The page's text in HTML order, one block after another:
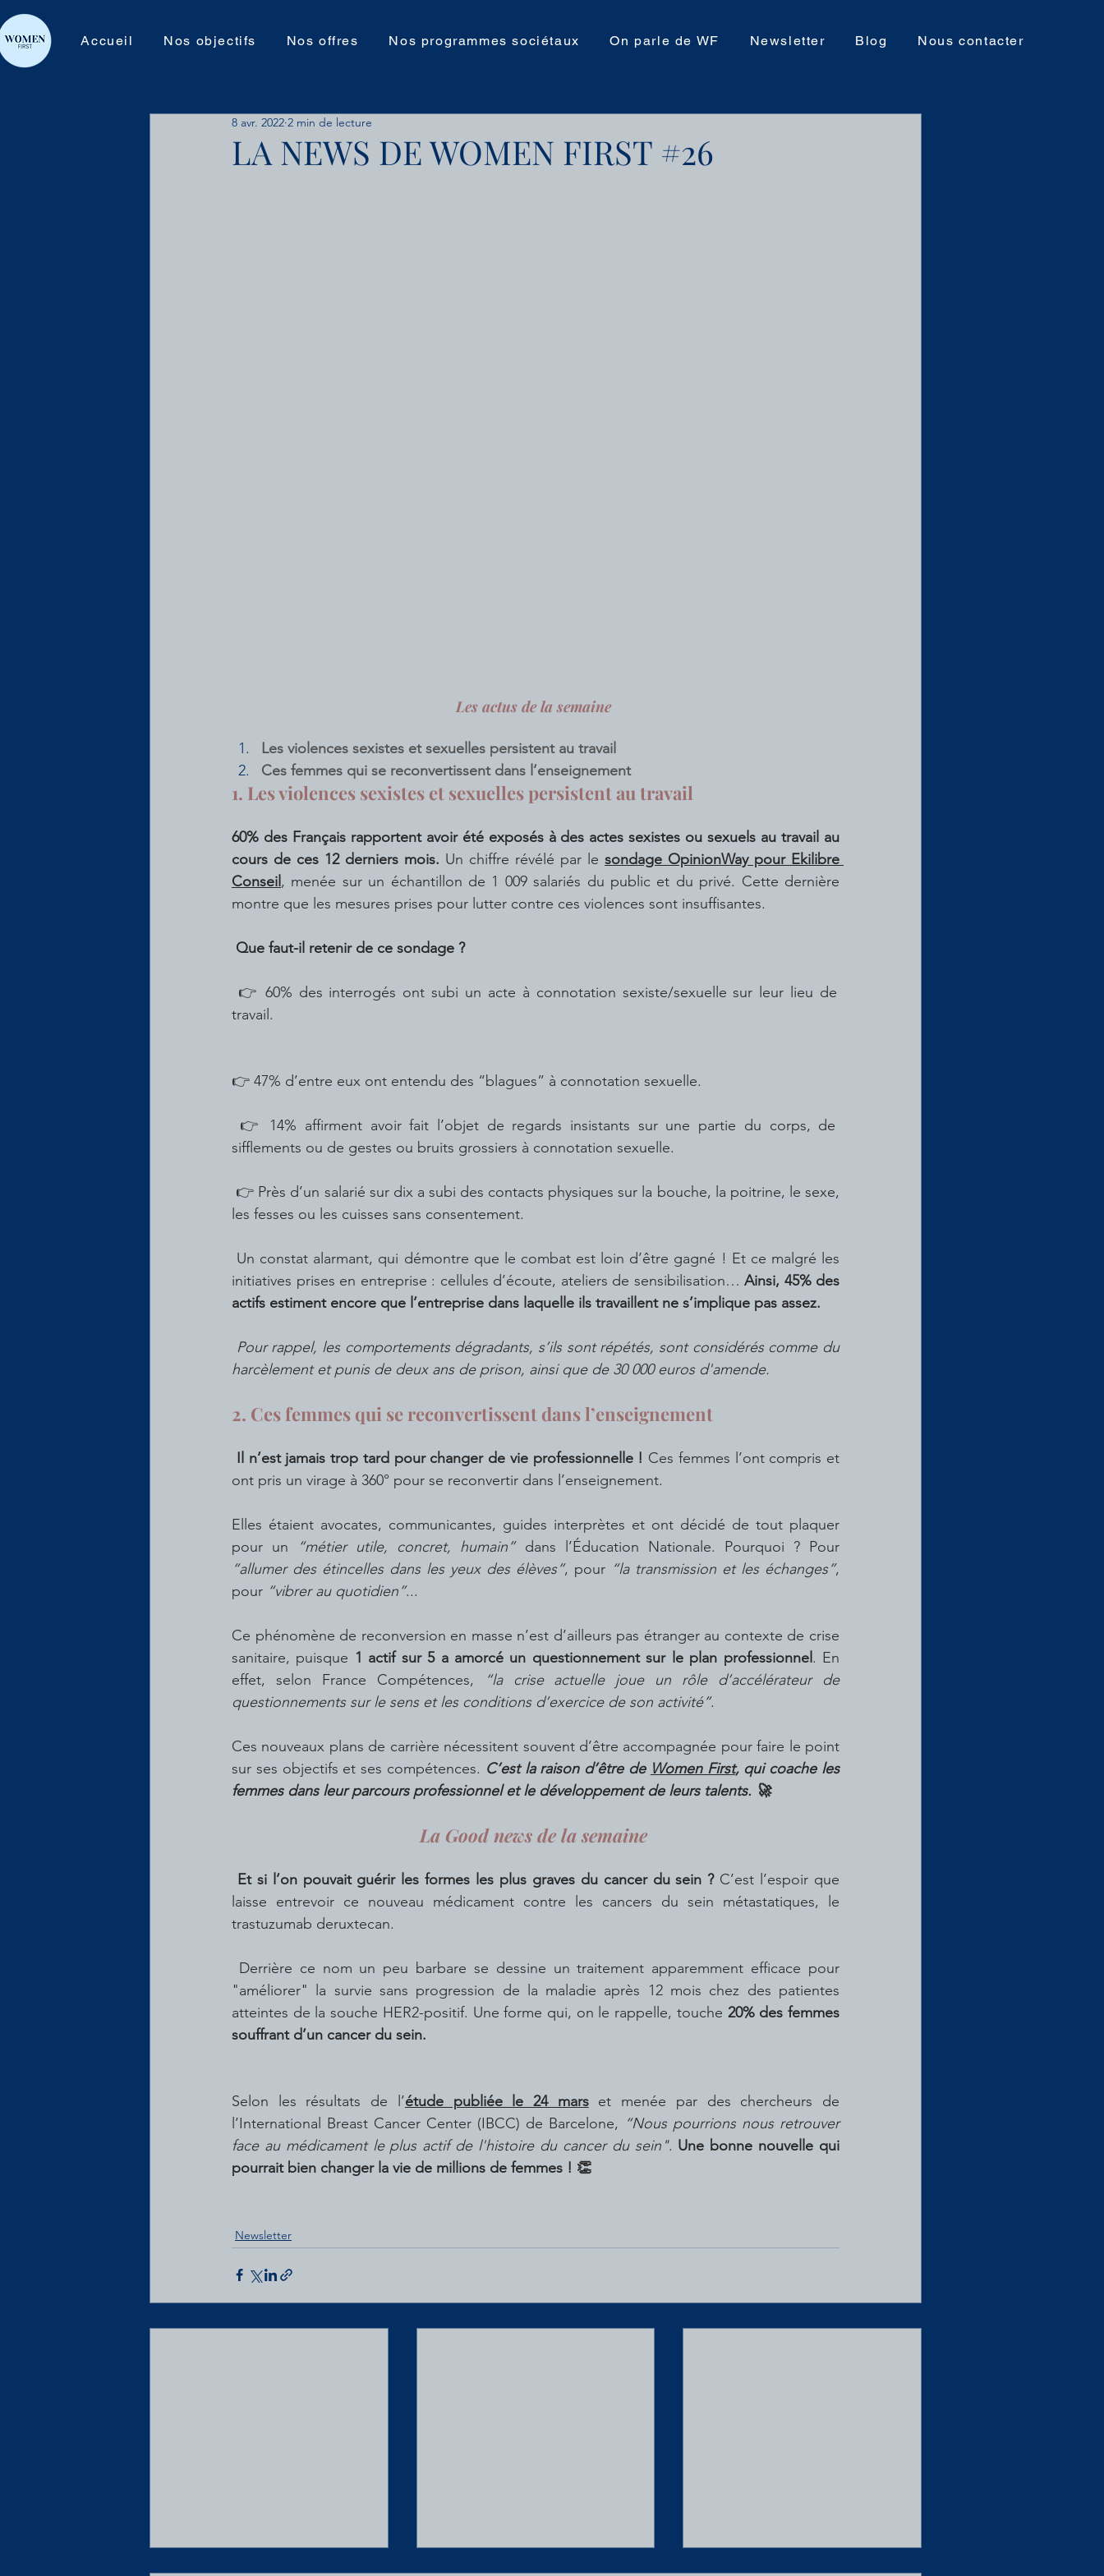
Accueil Nos objectifs Nos offres Nos programmes sociétaux On parle de WF Newsletter Blog Nous contacter
LA NEWS DE WOMEN FIRST #26
8 avr. 2022 2 min de lecture
Les actus de la semaine
Les violences sexistes et sexuelles persistent au travail
Ces femmes qui se reconvertissent dans l’enseignement
1. Les violences sexistes et sexuelles persistent au travail
60% des Français rapportent avoir été exposés à des actes sexistes ou sexuels au travail au
cours de ces 12 derniers mois. Un chiffre révélé par le sondage OpinionWay pour Ekilibre
Conseil , menée sur un échantillon de 1 009 salariés du public et du privé. Cette dernière
montre que les mesures prises pour lutter contre ces violences sont insuffisantes.
Que faut-il retenir de ce sondage ?
travail.
👉 47% d’entre eux ont entendu des “blagues” à connotation sexuelle.
sifflements ou de gestes ou bruits grossiers à connotation sexuelle.
les fesses ou les cuisses sans consentement.
initiatives prises en entreprise : cellules d’écoute, ateliers de sensibilisation… Ainsi, 45% des
actifs estiment encore que l’entreprise dans laquelle ils travaillent ne s’implique pas assez.
Pour rappel, les comportements dégradants, s’ils sont répétés, sont considérés comme du
harcèlement et punis de deux ans de prison, ainsi que de 30 000 euros d'amende.
2. Ces femmes qui se reconvertissent dans l’enseignement
Il n’est jamais trop tard pour changer de vie professionnelle ! Ces femmes l’ont compris et
ont pris un virage à 360° pour se reconvertir dans l’enseignement.
Elles étaient avocates, communicantes, guides interprètes et ont décidé de tout plaquer
pour un
“métier utile, concret, humain”
“allumer des étincelles dans les yeux des élèves”, pour “la transmission et les échanges”,
pour “vibrer au quotidien”...
Ce phénomène de reconversion en masse n’est d’ailleurs pas étranger au contexte de crise
sanitaire, puisque 1 actif sur 5 a amorcé un questionnement sur le plan professionnel . En
effet, selon France Compétences,
“la crise actuelle joue un rôle d’accélérateur de
questionnements sur le sens et les conditions d’exercice de son activité”.
Ces nouveaux plans de carrière nécessitent souvent d’être accompagnée pour faire le point
sur ses objectifs et ses compétences. C’est la raison d’être de Women First, qui coache les
femmes dans leur parcours professionnel et le développement de leurs talents. 🚀
La Good news de la semaine
Et si l’on pouvait guérir les formes les plus graves du cancer du sein ? C’est l’espoir que
laisse entrevoir ce nouveau médicament contre les cancers du sein métastatiques, le
trastuzumab deruxtecan.
"améliorer" la survie sans progression de la maladie après 12 mois chez des patientes
atteintes de la souche HER2-positif. Une forme qui, on le rappelle, touche 20% des femmes
souffrant d’un cancer du sein.
Selon les résultats de l’étude publiée le 24 mars et menée par des chercheurs de
l’International Breast Cancer Center (IBCC) de Barcelone, “Nous pourrions nous retrouver
face au médicament le plus actif de l'histoire du cancer du sein". Une bonne nouvelle qui
pourrait bien changer la vie de millions de femmes ! 👏
Newsletter